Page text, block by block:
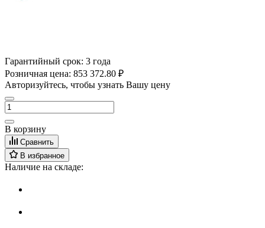
Гарантийный срок: 3 года
Розничная цена: 853 372.80 ₽
Авторизуйтесь, чтобы узнать Вашу цену
В корзину
Сравнить
В избранное
Наличие на складе: